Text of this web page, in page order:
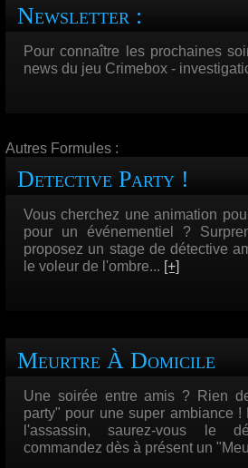
Newsletter :
Pour connaître les prochaines
news du jeu Crimebox -
Autres Formules :
Detective Party !
Vous cherchez une animation
pour un événementiel ?
proposez un stage de détective
le voleur de l'ombre... [+]
Meurtre À Domicile
Une soirée entre amis ? Rien
party" pour une super ambiance
l'assassin, saurez-vous le
commandez dès à présent un